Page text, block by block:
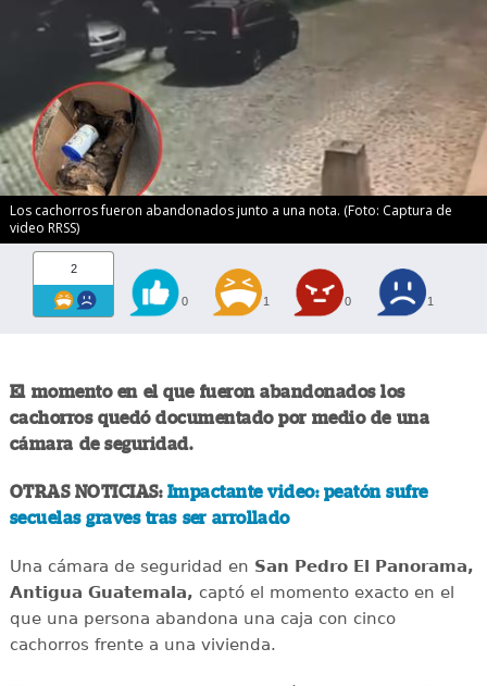
Los cachorros fueron abandonados junto a una nota. (Foto: Captura de
video RRSS)
2
0 1 0 1
El momento en el que fueron abandonados los
cachorros quedó documentado por medio de una
cámara de seguridad.
OTRAS NOTICIAS: Impactante video: peatón sufre
secuelas graves tras ser arrollado
Una cámara de seguridad en San Pedro El Panorama,
Antigua Guatemala, captó el momento exacto en el
que una persona abandona una caja con cinco
cachorros frente a una vivienda.